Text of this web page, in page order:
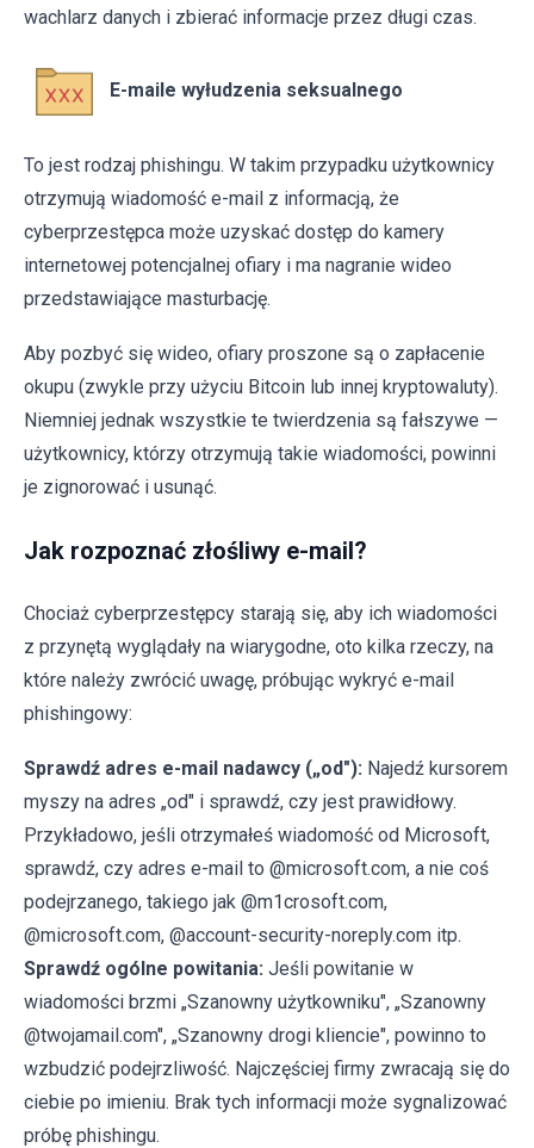
wachlarz danych i zbierać informacje przez długi czas.
E-maile wyłudzenia seksualnego
To jest rodzaj phishingu. W takim przypadku użytkownicy
otrzymują wiadomość e-mail z informacją, że
cyberprzestępca może uzyskać dostęp do kamery
internetowej potencjalnej ofiary i ma nagranie wideo
przedstawiające masturbację.
Aby pozbyć się wideo, ofiary proszone są o zapłacenie
okupu (zwykle przy użyciu Bitcoin lub innej kryptowaluty).
Niemniej jednak wszystkie te twierdzenia są fałszywe —
użytkownicy, którzy otrzymują takie wiadomości, powinni
je zignorować i usunąć.
Jak rozpoznać złośliwy e-mail?
Chociaż cyberprzestępcy starają się, aby ich wiadomości
z przynętą wyglądały na wiarygodne, oto kilka rzeczy, na
które należy zwrócić uwagę, próbując wykryć e-mail
phishingowy:
Sprawdź adres e-mail nadawcy („od"): Najedź kursorem
myszy na adres „od" i sprawdź, czy jest prawidłowy.
Przykładowo, jeśli otrzymałeś wiadomość od Microsoft,
sprawdź, czy adres e-mail to @microsoft.com, a nie coś
podejrzanego, takiego jak @m1crosoft.com,
@microsoft.com, @account-security-noreply.com itp.
Sprawdź ogólne powitania: Jeśli powitanie w
wiadomości brzmi „Szanowny użytkowniku", „Szanowny
@twojamail.com", „Szanowny drogi kliencie", powinno to
wzbudzić podejrzliwość. Najczęściej firmy zwracają się do
ciebie po imieniu. Brak tych informacji może sygnalizować
próbę phishingu.